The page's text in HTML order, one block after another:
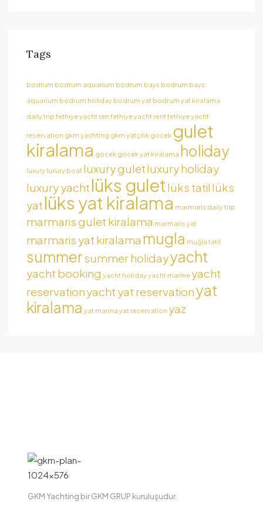
Tags
bodrum bodrum aquarium bodrum bays bodrum bays
aquarium bodrum holiday bodrum yat bodrum yat kiralama
daily trip fethiye yacht ren fethiye yacht rent fethiye yacht
reservation gkm yachting gkm yatçılık gocek gulet
kiralama göcek göcek yat kiralama holiday
luxury luxury boat luxury guletluxury holiday
luxury yacht lüks guletlüks tatil lüks
yat lüks yat kiralama marmaris daily trip
marmaris gulet kiralama marmaris yat
marmaris yat kiralama mugla muğla tatil
summersummer holidayyacht
yacht booking yacht holidayyacht marine yacht
reservationyacht yat reservationyat
kiralama yat marina yat reservation yaz
GKM Yachting bir GKM GRUP kuruluşudur.